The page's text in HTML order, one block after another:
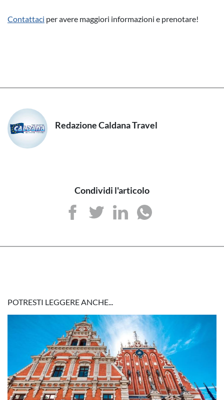
Contattaci per avere maggiori informazioni e prenotare!
Redazione Caldana Travel
Condividi l'articolo
POTRESTI LEGGERE ANCHE...